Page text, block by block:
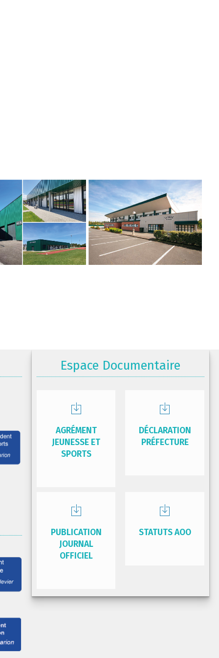
Espace Documentaire
AGRÉMENT
JEUNESSE ET
SPORTS
DÉCLARATION
PRÉFECTURE
PUBLICATION
JOURNAL
OFFICIEL
STATUTS AOO